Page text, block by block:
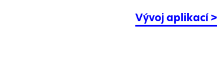
Vývoj aplikací>